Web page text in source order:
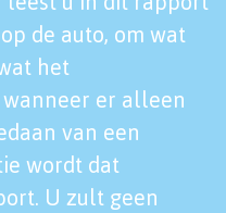
de auto, om wat
het
er alleen
van een
wordt dat
U zult geen